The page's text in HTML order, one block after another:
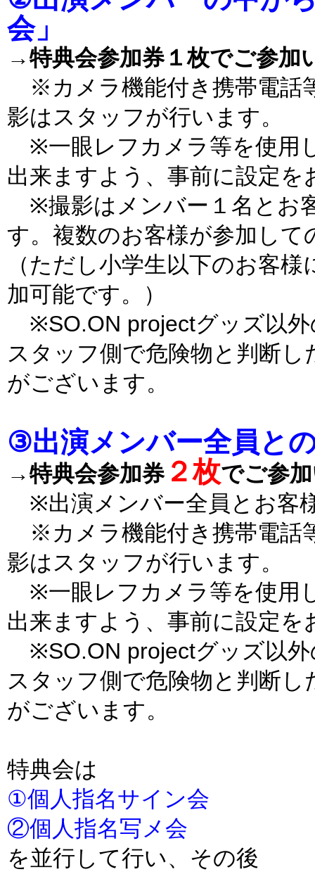
会」
→特典会参加券１枚でご参加
※カメラ機能付き携帯電話
影はスタッフが行います。
※一眼レフカメラ等を使用
出来ますよう、事前に設定を
※撮影はメンバー１名とお
す。複数のお客様が参加して
（ただし小学生以下のお客
加可能です。）
※SO.ON projectグッズ以外
スタッフ側で危険物と判断
がございます。
③出演メンバー全員と
→特典会参加券２枚でご参
※出演メンバー全員とお客
※カメラ機能付き携帯電話
影はスタッフが行います。
※一眼レフカメラ等を使用
出来ますよう、事前に設定を
※SO.ON projectグッズ以外
スタッフ側で危険物と判断
がございます。
特典会は
①個人指名サイン会
②個人指名写メ会
を並行して行い、その後